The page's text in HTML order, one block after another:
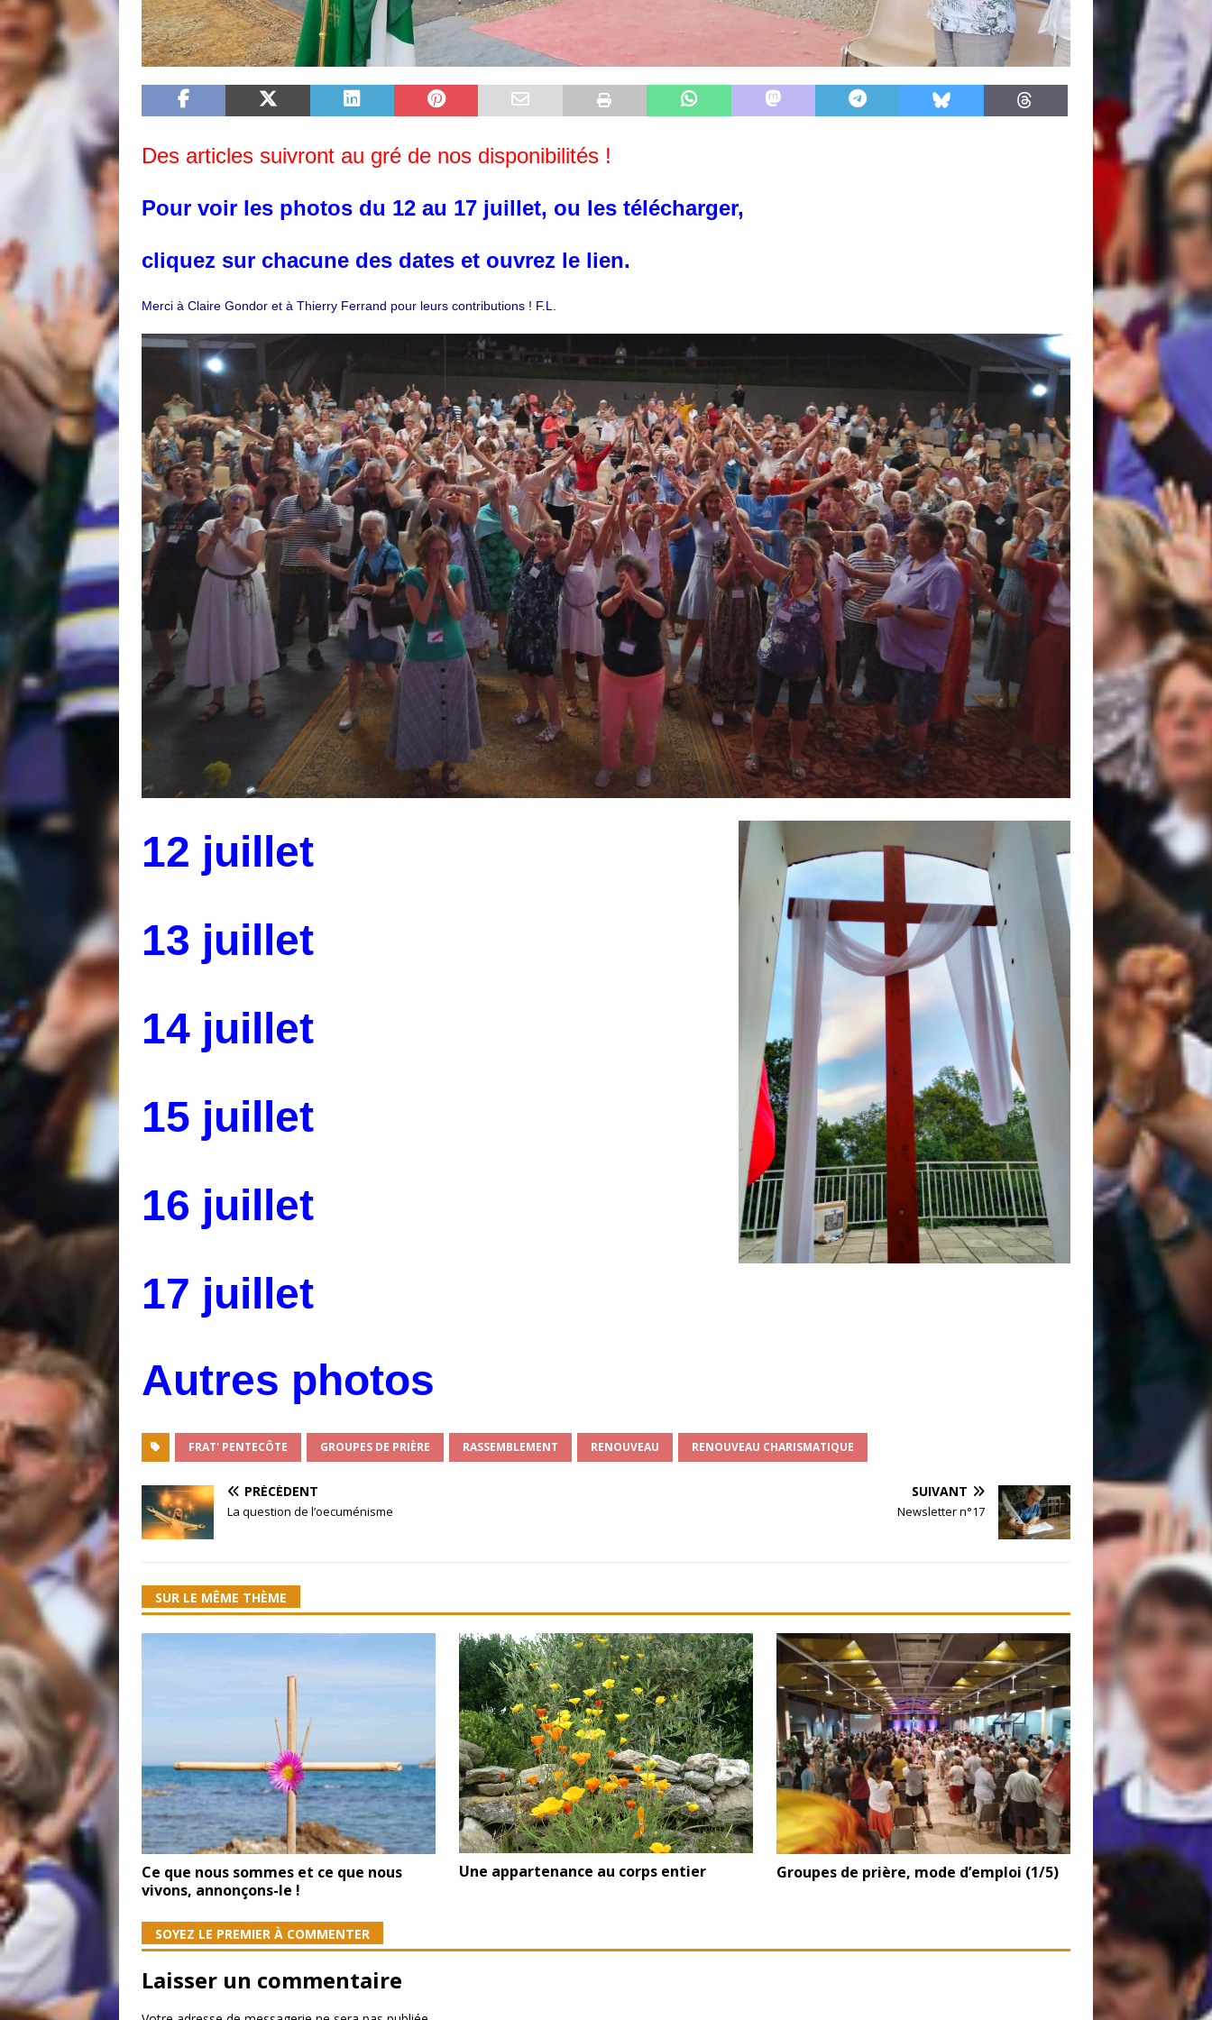
Des articles suivront au gré de nos disponibilités !
Pour voir les photos du 12 au 17 juillet, ou les télécharger,
cliquez sur chacune des dates et ouvrez le lien.
Merci à Claire Gondor et à Thierry Ferrand pour leurs contributions ! F.L.
12 juillet
13 juillet
14 juillet
15 juillet
16 juillet
17 juillet
Autres photos
FRAT' PENTECÔTE GROUPES DE PRIÈRE RASSEMBLEMENT RENOUVEAU RENOUVEAU CHARISMATIQUE
PRÉCÉDENT
La question de l’oecuménisme
SUIVANT
Newsletter n°17
SUR LE MÊME THÈME
Ce que nous sommes et ce que nous
vivons, annonçons-le !
Une appartenance au corps entier Groupes de prière, mode d’emploi (1/5)
SOYEZ LE PREMIER À COMMENTER
Laisser un commentaire